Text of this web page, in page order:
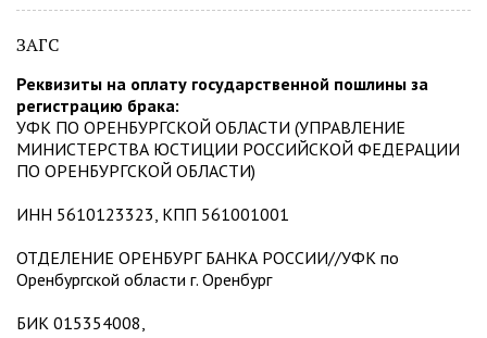
ЗАГС
Реквизиты на оплату государственной пошлины за
регистрацию брака:
УФК ПО ОРЕНБУРГСКОЙ ОБЛАСТИ (УПРАВЛЕНИЕ
МИНИСТЕРСТВА ЮСТИЦИИ РОССИЙСКОЙ ФЕДЕРАЦИИ
ПО ОРЕНБУРГСКОЙ ОБЛАСТИ)
ИНН 5610123323, КПП 561001001
ОТДЕЛЕНИЕ ОРЕНБУРГ БАНКА РОССИИ//УФК по
Оренбургской области г. Оренбург
БИК 015354008,